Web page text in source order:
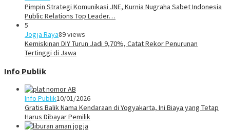
Pimpin Strategi Komunikasi JNE, Kurnia Nugraha Sabet Indonesia
Public Relations Top Leader…
5
Jogja Raya89 views
Kemiskinan DIY Turun Jadi 9,70%, Catat Rekor Penurunan
Tertinggi di Jawa
Info Publik
Info Publik10/01/2026
Gratis Balik Nama Kendaraan di Yogyakarta, Ini Biaya yang Tetap
Harus Dibayar Pemilik